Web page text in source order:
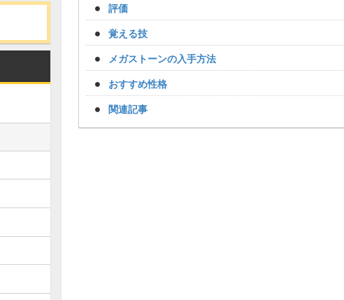
評価
覚える技
メガストーンの入手方法
おすすめ性格
関連記事